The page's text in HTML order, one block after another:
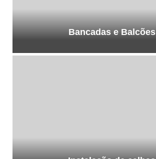
Bancadas e Balcões